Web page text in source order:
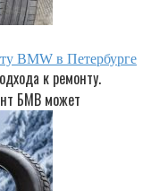
BMW в Петербурге
к ремонту.
БМВ может